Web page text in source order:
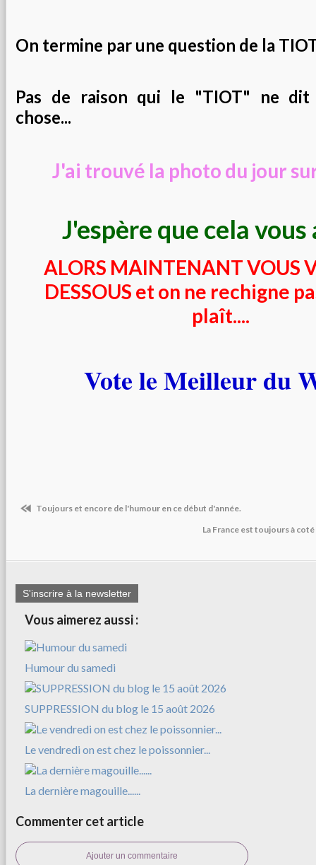
On termine par une question de la
Pas de raison qui le "TIOT" ne dit
chose...
J'ai trouvé la photo du jour
J'espère que cela vous
ALORS MAINTENANT VOUS
DESSOUS et on ne rechigne
plaît....
Vote le Meilleur du
Toujours et encore de l'humour en ce début d'année.
La France est toujours à
S'inscrire à la newsletter
Vous aimerez aussi :
Humour du samedi
SUPPRESSION du blog le 15 août 2026
Le vendredi on est chez le poissonnier...
La dernière magouille......
Commenter cet article
Ajouter un commentaire